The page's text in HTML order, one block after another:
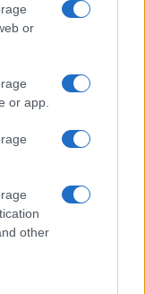
or
or app.
other